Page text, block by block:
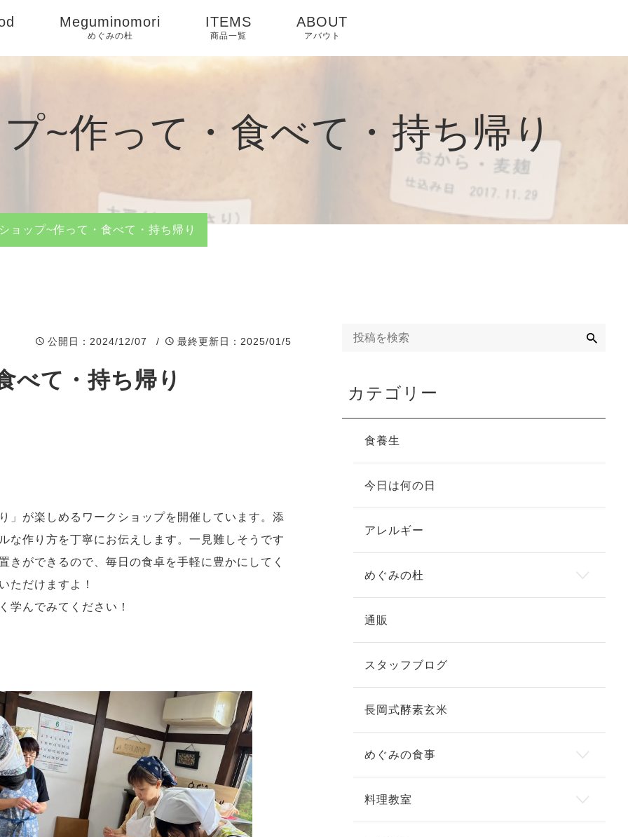
Meguminomori
めぐみの杜
ITEMS
商品一覧
ABOUT
アバウト
~作って・食べて・持ち帰り
ョップ~作って・食べて・持ち帰り
公開日 ：2024/12/07 / 最終更新日 ：2025/01/5
べて・持ち帰り
が楽しめるワークショップを開催しています。添
な作り方を丁寧にお伝えします。一見難しそうです
ができるので、毎日の食卓を手軽に豊かにしてく
ただけますよ！
学んでみてください！
カテゴリー
食養生
今日は何の日
アレルギー
めぐみの杜
通販
スタッフブログ
長岡式酵素玄米
めぐみの食事
料理教室